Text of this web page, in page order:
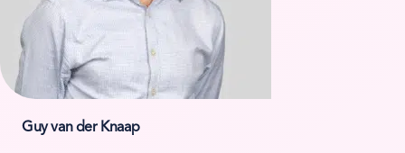
Guy van der Knaap